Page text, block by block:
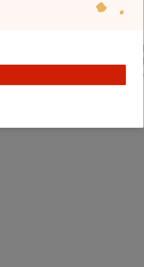
Välj butik
Sortimentet kan variera